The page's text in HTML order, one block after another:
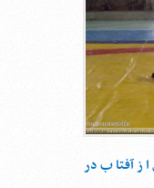
آفتاب در